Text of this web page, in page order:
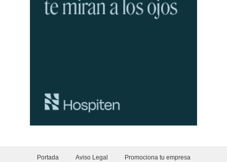
Portada Aviso Legal Promociona tu empresa